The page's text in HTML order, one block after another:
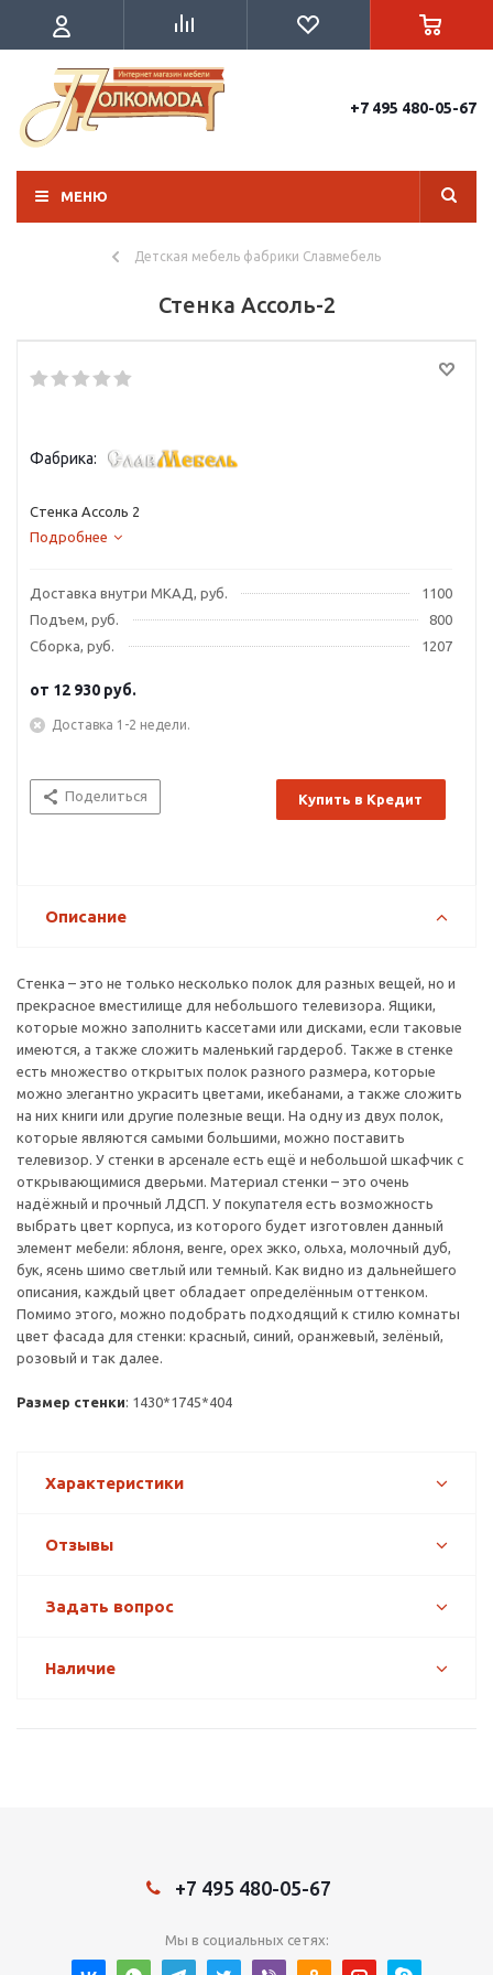
+7 495 480-05-67
МЕНЮ
Детская мебель фабрики Славмебель
Стенка Ассоль-2
Фабрика:
Стенка Ассоль 2
Подробнее
Доставка внутри МКАД, руб.
1100
Подъем, руб.
800
Сборка, руб.
1207
от 12 930 руб.
Доставка 1-2 недели.
Поделиться Купить в Кредит
Описание
Стенка – это не только несколько полок для разных вещей, но и
прекрасное вместилище для небольшого телевизора. Ящики,
которые можно заполнить кассетами или дисками, если таковые
имеются, а также сложить маленький гардероб. Также в стенке
есть множество открытых полок разного размера, которые
можно элегантно украсить цветами, икебанами, а также сложить
на них книги или другие полезные вещи. На одну из двух полок,
которые являются самыми большими, можно поставить
телевизор. У стенки в арсенале есть ещё и небольшой шкафчик с
открывающимися дверьми. Материал стенки – это очень
надёжный и прочный ЛДСП. У покупателя есть возможность
выбрать цвет корпуса, из которого будет изготовлен данный
элемент мебели: яблоня, венге, орех экко, ольха, молочный дуб,
бук, ясень шимо светлый или темный. Как видно из дальнейшего
описания, каждый цвет обладает определённым оттенком.
Помимо этого, можно подобрать подходящий к стилю комнаты
цвет фасада для стенки: красный, синий, оранжевый, зелёный,
розовый и так далее.
Размер стенки: 1430*1745*404
Характеристики
Отзывы
Задать вопрос
Наличие
+7 495 480-05-67
Мы в социальных сетях: